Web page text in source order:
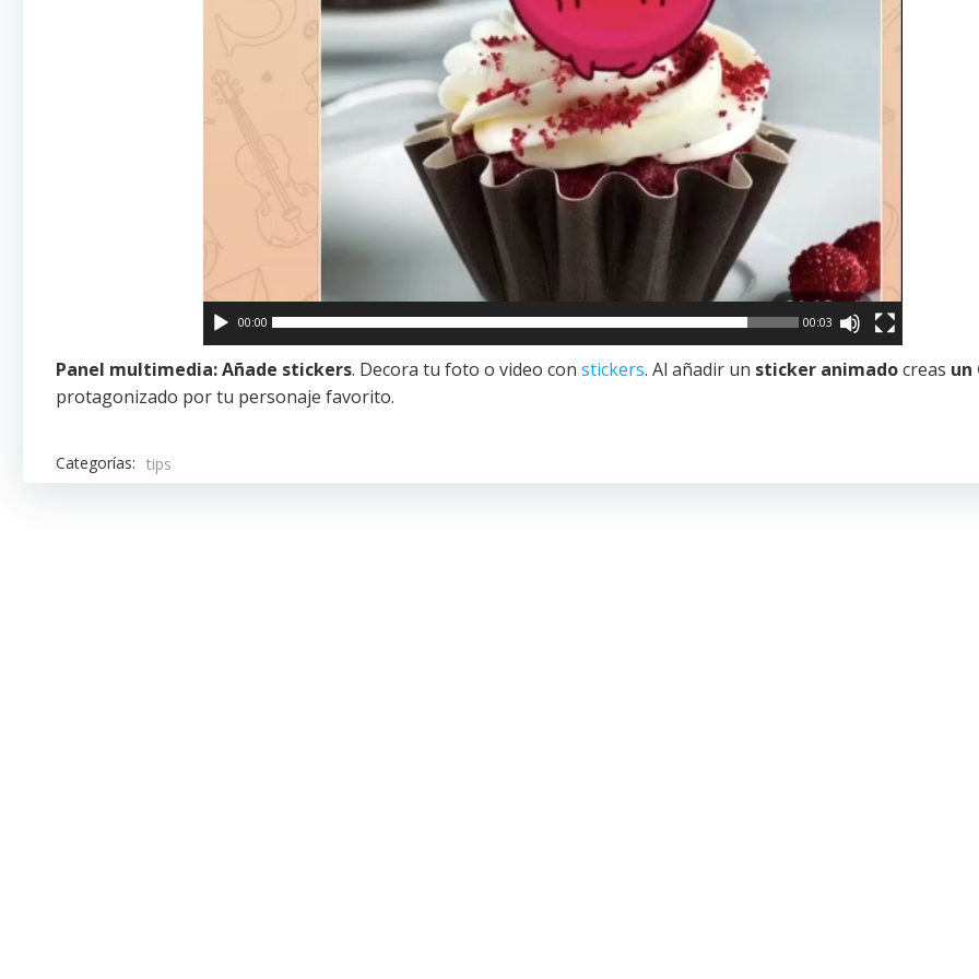
00:00 00:03
Panel multimedia:Añade stickers. Decora tu foto o video con stickers. Al añadir un sticker animadocreas un
protagonizado por tu personaje favorito.
Categorías: tips